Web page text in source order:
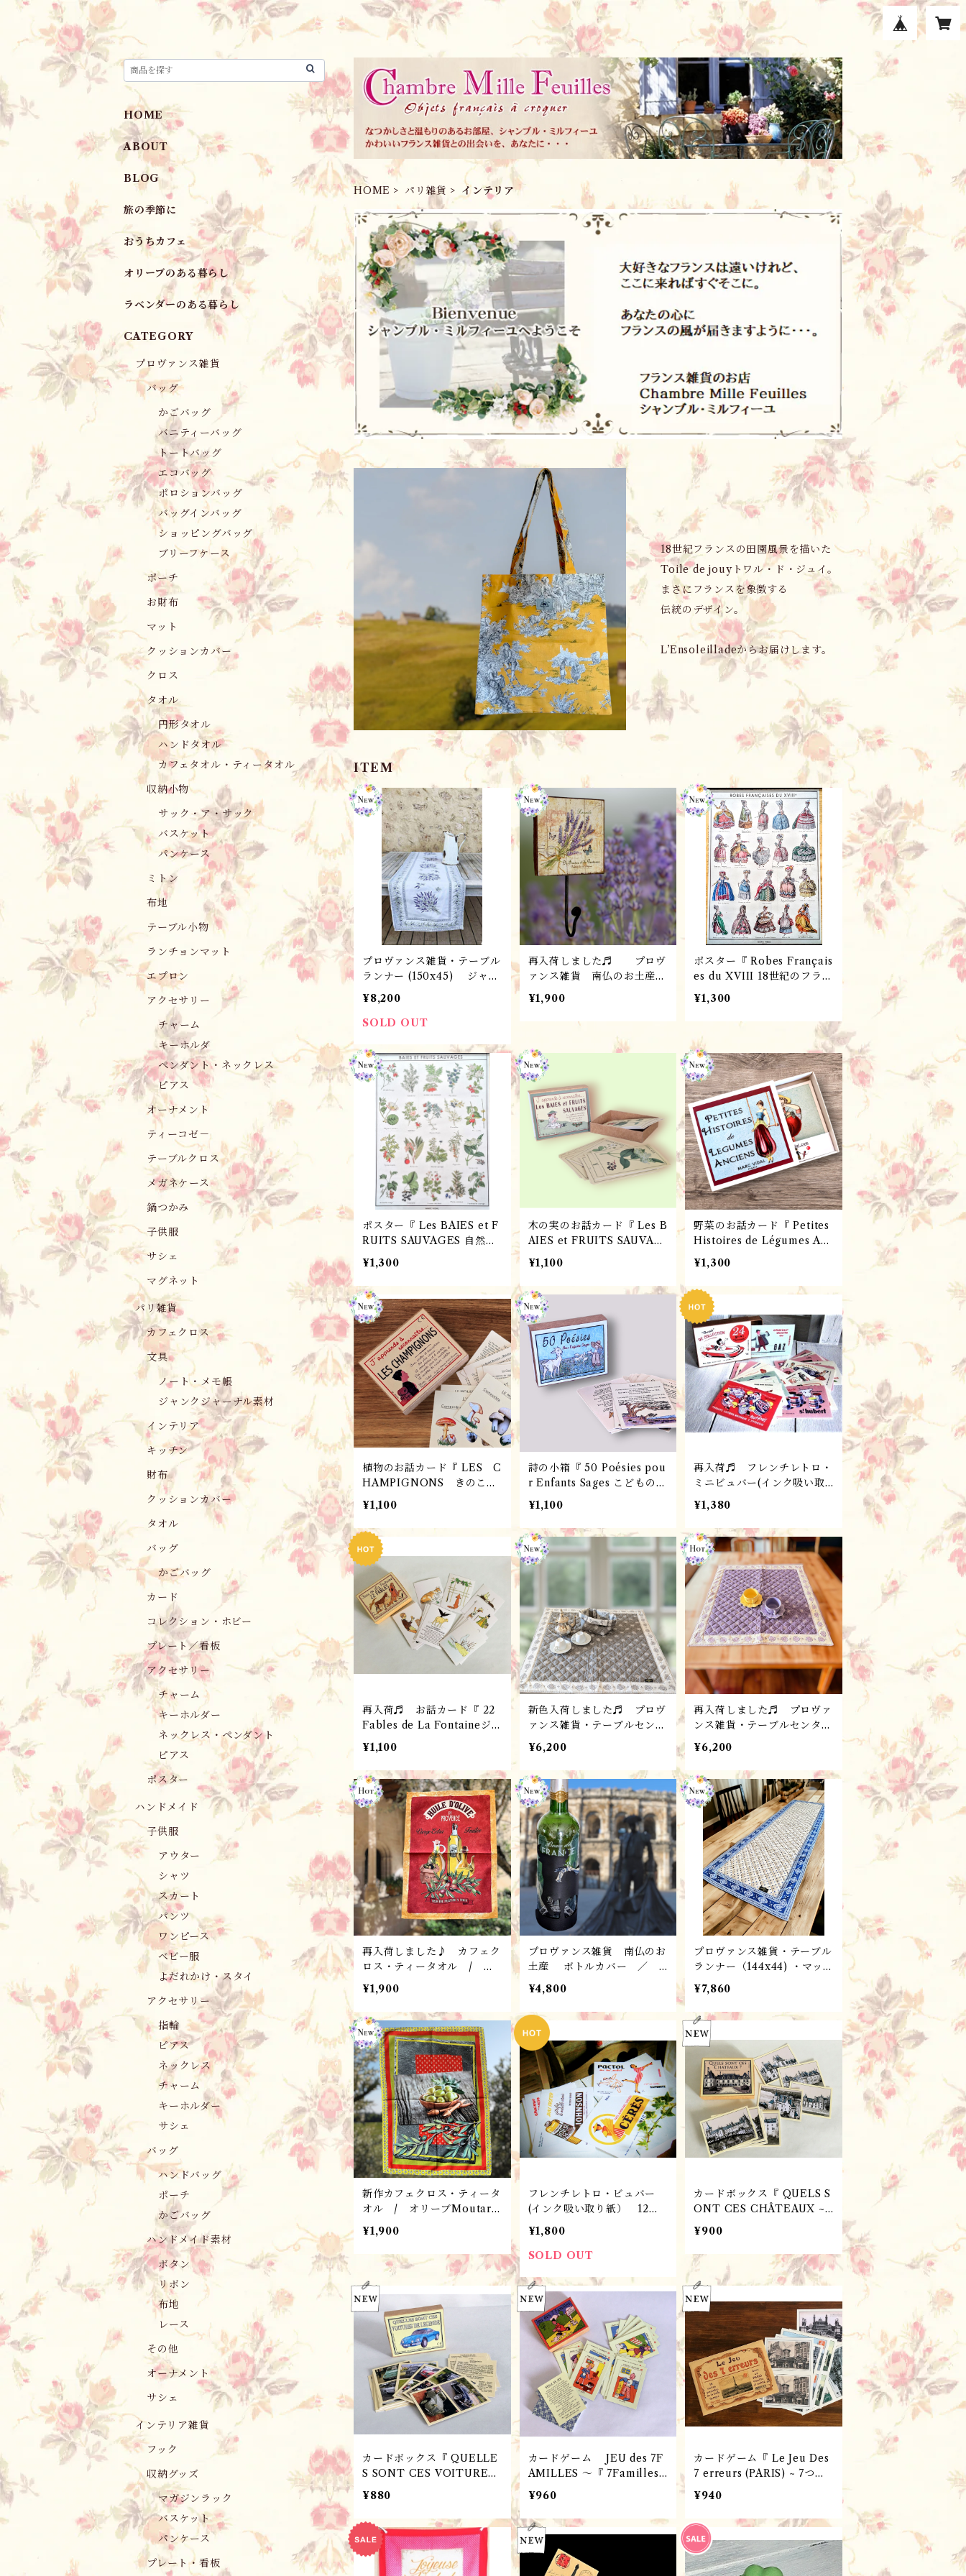
HOME パリ雑貨 インテリア
18世紀フランスの田園風景を描いた
Toile de jouyトワル・ド・ジュイ。
まさにフランスを象徴する
伝統のデザイン。
L’Ensoleilladeからお届けします。
ITEM
プロヴァンス雑貨・テーブル
ランナー (150x45) ジャガ
ー）/ フランスL'Ensoleill
ade社
¥8,200
SOLD OUT
再入荷しました♬ プロヴ
ァンス雑貨 南仏のお土産
ラヴェンダーのフック・プレ
ート・看板 / 木製 カン
トリー調 シャビー・ナチュ
¥1,900
ポスター『 Robes Français
es du XVIII 18世紀のフラン
スのドレス』 パリ雑貨・フ
レンチレトロ ・ポスター・
ドレス／ フランスMarc Vi
dal 社
¥1,300
ポスター『 Les BAIES et F
RUITS SAUVAGES 自然の
恵み』 パリ雑貨・フレンチ
レトロ ・ポスター・植物
／ フランスMarc Vidal 社
¥1,300
木の実のお話カード『 Les B
AIES et FRUITS SAUVAG
ES 自然の恵み』 パリ雑貨・
フレンチレトロ ・カード・
フランス語学習／ フランス
Marc Vidal 社
¥1,100
野菜のお話カード『 Petites
Histoires de Légumes Anc
iens 野菜の昔話』 パリ雑
貨・フレンチレトロ ・フラ
ンス語学習・カード／ フラ
ンスMarc Vidal 社
¥1,300
植物のお話カード『 LES C
HAMPIGNONS きのこの
お話』 パリ雑貨・フレンチ
レトロ ・カード／ フラン
スMarc Vidal 社
¥1,100
詩の小箱『 50 Poésies pou
r Enfants Sages こどものた
めの50の詩』 パリ雑貨・フ
レンチレトロ ・詩集・カー
ド／ フランスMarc Vidal
社
¥1,100
再入荷♬ フレンチレトロ・
ミニビュバー(インク吸い取
り紙) 24枚セット／60年代
ビンテージ広告 パリ雑
貨・フランスMarc Vidal社
¥1,380
再入荷♬ お話カード『 22
Fables de La Fontaineジャ
ン・ド・ラ・フォンテーヌの
寓話』 パリ雑貨・フレンチ
レトロ フランスMarc Vid
al 社
¥1,100
新色入荷しました♬ プロヴ
ァンス雑貨・テーブルセンタ
ー（72x72cm) マルチカバ
ー・マット ・ GARLABAN
グリ / フランスL'Ensol
eillade社
¥6,200
再入荷しました♬ プロヴァ
ンス雑貨・テーブルセンター
（72x72cm) マルチカバー・
マット ・ GARLABAN (ラ
ヴェンダー・パープル）/
フランスL'Ensoleillade社
¥6,200
再入荷しました♪ カフェク
ロス・ティータオル / オ
リーブオイル （テラコッ
タ）/ プロヴァンス雑貨
＊フランスL’Ensoleillade
ランソレイヤード社
¥1,900
プロヴァンス雑貨 南仏のお
土産 ボトルカバー ／
テーブルアクセサリー ボト
ルホルダー オブジェ ニー
ムの闘牛
¥4,800
プロヴァンス雑貨・テーブル
ランナー（144x44) ・マッ
ト・ エストレル（エクル・
シエル）/ フランスL'Ensol
eillade社
¥7,860
新作カフェクロス・ティータ
オル / オリーブMoutard
/ プロヴァンス雑貨 ＊
フランスL’Ensoleilladeラ
ンソレイヤード社
¥1,900
フレンチレトロ・ビュバー
(インク吸い取り紙） 12枚
セット／60年代ビンテージ
広告 パリ雑貨・フランス
Marc Vidal社
¥1,800
SOLD OUT
カードボックス『 QUELS S
ONT CES CHÂTEAUX ~
ロワールの古城』 パリ雑
貨・フレンチレトロ フラン
スMarc Vidal 社
¥900
カードボックス『 QUELLE
S SONT CES VOITURES
DE LEGENDE ~ クラッシ
ンチレトロ フランスMarc
Vidal 社
¥880
カードゲーム JEU des 7F
AMILLES ～『 7Familles
A La CAMPAGNE 田舎の7
つの家族』 パリ雑貨・フレ
ンチレトロ フランスMarc
Vidal 社
¥960
カードゲーム『 Le Jeu Des
7 erreurs (PARIS) ~ 7つの
まちがい探し・パリ』 パリ
雑貨・フレンチレトロ / ポス
トカード フランスMarc Vi
dal 社
¥940
HOME
ABOUT
BLOG
旅の季節に
おうちカフェ
オリーブのある暮らし
ラベンダーのある暮らし
CATEGORY
プロヴァンス雑貨
バッグ
かごバッグ
バニティーバッグ
トートバッグ
エコバッグ
ポロションバッグ
バッグインバッグ
ショッピングバッグ
ブリーフケース
ポーチ
お財布
マット
クッションカバー
クロス
タオル
円形タオル
ハンドタオル
カフェタオル・ティータオル
収納小物
サック・ア・サック
バスケット
パンケース
ミトン
布地
テーブル小物
ランチョンマット
エプロン
アクセサリー
チャーム
キーホルダ
ペンダント・ネックレス
ピアス
オーナメント
ティーコゼ－
テーブルクロス
メガネケース
鍋つかみ
子供服
サシェ
マグネット
パリ雑貨
カフェクロス
文具
ノート・メモ帳
ジャンクジャーナル素材
インテリア
キッチン
財布
クッションカバー
タオル
バッグ
かごバッグ
カード
コレクション・ホビー
プレート／看板
アクセサリー
チャーム
キーホルダー
ネックレス・ペンダント
ピアス
ポスター
ハンドメイド
子供服
アウター
シャツ
スカート
パンツ
ワンピース
ベビー服
よだれかけ・スタイ
アクセサリー
指輪
ピアス
ネックレス
チャーム
キーホルダー
サシェ
バッグ
ハンドバッグ
ポーチ
かごバッグ
ハンドメイド素材
ボタン
リボン
布地
レース
その他
オーナメント
サシェ
インテリア雑貨
フック
収納グッズ
マガジンラック
バスケット
パンケース
プレート・看板